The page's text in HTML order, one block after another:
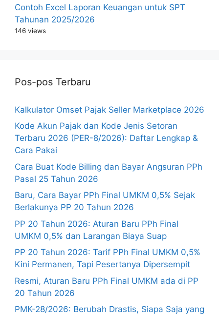
Contoh Excel Laporan Keuangan untuk SPT
Tahunan 2025/2026
146 views
Pos-pos Terbaru
Kalkulator Omset Pajak Seller Marketplace 2026
Kode Akun Pajak dan Kode Jenis Setoran
Terbaru 2026 (PER-8/2026): Daftar Lengkap &
Cara Pakai
Cara Buat Kode Billing dan Bayar Angsuran PPh
Pasal 25 Tahun 2026
Baru, Cara Bayar PPh Final UMKM 0,5% Sejak
Berlakunya PP 20 Tahun 2026
PP 20 Tahun 2026: Aturan Baru PPh Final
UMKM 0,5% dan Larangan Biaya Suap
PP 20 Tahun 2026: Tarif PPh Final UMKM 0,5%
Kini Permanen, Tapi Pesertanya Dipersempit
Resmi, Aturan Baru PPh Final UMKM ada di PP
20 Tahun 2026
PMK-28/2026: Berubah Drastis, Siapa Saja yang